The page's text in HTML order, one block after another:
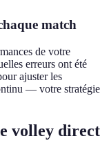
match
de votre
erreurs ont été
ajuster les
— votre stratégie
volley direct